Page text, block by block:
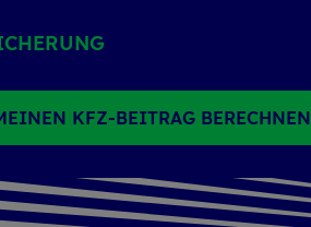
KFZ-BEITRAG BERECHNEN